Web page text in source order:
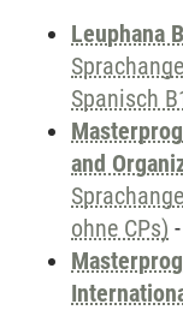
Leuphana
Spanisch
and
ohne CPs) -